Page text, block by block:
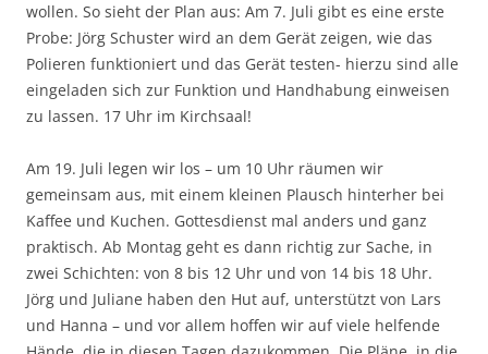
wollen. So sieht der Plan aus: Am 7. Juli gibt es eine erste
Probe: Jörg Schuster wird an dem Gerät zeigen, wie das
Polieren funktioniert und das Gerät testen- hierzu sind alle
eingeladen sich zur Funktion und Handhabung einweisen
zu lassen. 17 Uhr im Kirchsaal!
Am 19. Juli legen wir los – um 10 Uhr räumen wir
gemeinsam aus, mit einem kleinen Plausch hinterher bei
Kaffee und Kuchen. Gottesdienst mal anders und ganz
praktisch. Ab Montag geht es dann richtig zur Sache, in
zwei Schichten: von 8 bis 12 Uhr und von 14 bis 18 Uhr.
Jörg und Juliane haben den Hut auf, unterstützt von Lars
und Hanna – und vor allem hoffen wir auf viele helfende